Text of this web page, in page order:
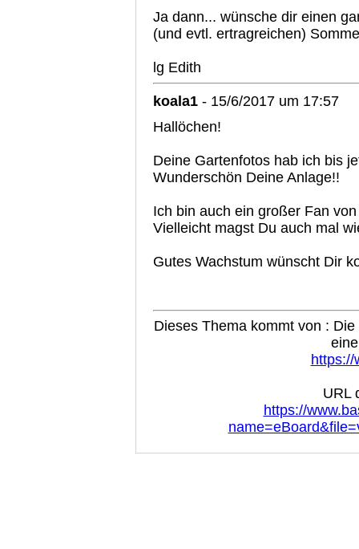
Ja dann... wünsche dir einen
(und evtl. ertragreichen)
lg Edith
koala1 - 15/6/2017 um 17:57
Hallöchen!
Deine Gartenfotos hab ich bis
Wunderschön Deine Anlage!!
Ich bin auch ein großer Fan
Vielleicht magst Du auch mal
Gutes Wachstum wünscht Dir
Dieses Thema kommt von :
https://
URL
https://